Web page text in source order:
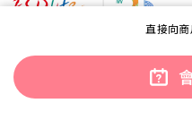
直接向商
「優質婚禮商戶」計劃
使用條款
免責聲明|